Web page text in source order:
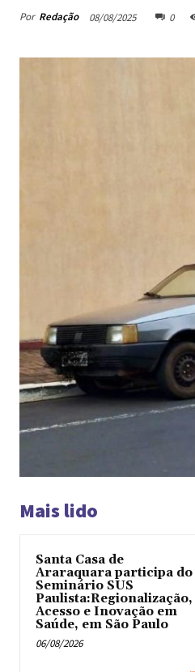
Por Redação 08/08/2025 0
Mais lido
Santa Casa de
Araraquara participa do
Seminário SUS
Paulista:Regionalização,
Acesso e Inovação em
Saúde, em São Paulo
06/08/2026